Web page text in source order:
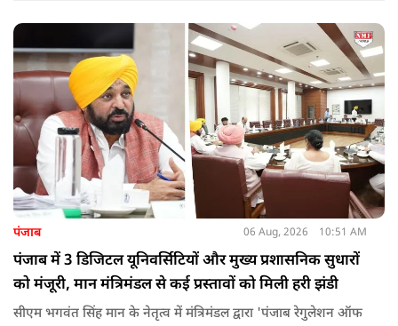
पंजाब 06 Aug, 2026 10:51 AM
पंजाब में 3 डिजिटल यूनिवर्सिटियों और मुख्य प्रशासनिक सुधारों
को मंजूरी, मान मंत्रिमंडल से कई प्रस्तावों को मिली हरी झंडी
सीएम भगवंत सिंह मान के नेतृत्व में मंत्रिमंडल द्वारा 'पंजाब रेगुलेशन ऑफ